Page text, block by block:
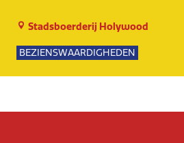
Stadsboerderij Holywood
BEZIENSWAARDIGHEDEN
NATUUR